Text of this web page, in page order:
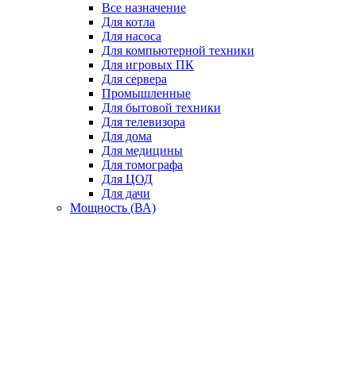
Все назначение
Для котла
Для насоса
Для компьютерной техники
Для игровых ПК
Для сервера
Промышленные
Для бытовой техники
Для телевизора
Для дома
Для медицины
Для томографа
Для ЦОД
Для дачи
Мощность (ВА)